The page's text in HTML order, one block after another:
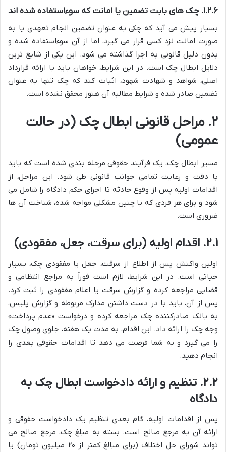
۱.۲.۶. چک های بابت تضمین یا امانت که سوءاستفاده شده اند
بسیار پیش می آید که چکی به عنوان تضمین انجام تعهدی یا به
صورت امانت نزد کسی قرار می گیرد، اما از آن سوءاستفاده شده و
بدون دلیل قانونی به اجرا گذاشته می شود. این یکی از شایع ترین
دلایل ابطال چک است. در این شرایط، خواهان باید با ارائه قرارداد
اصلی، شواهد و شهادت شهود، اثبات کند که چک تنها به عنوان
تضمین صادر شده و شرایط مطالبه آن هنوز محقق نشده است.
۲. مراحل قانونی ابطال چک (در حالت
عمومی)
مسیر ابطال چک، یک فرآیند حقوقی مرحله بندی شده است که باید
با دقت و رعایت تمامی جوانب قانونی طی شود. این مراحل، از
اقدامات اولیه پس از وقوع حادثه تا اجرای حکم دادگاه را شامل می
شود و برای هر فردی که با چنین مشکلی مواجه شده، شناخت آن ها
ضروری است.
۲.۱. اقدام اولیه (برای سرقت، جعل، مفقودی)
اولین واکنش پس از اطلاع از سرقت، جعل یا مفقودی چک، بسیار
حیاتی است. در این شرایط، لازم است فوراً به مراجع انتظامی و
قضایی مراجعه کرده و گزارش سرقت یا اعلام مفقودی را ثبت کرد.
پس از آن، باید با در دست داشتن مدارک مربوطه و گزارش پلیس،
به بانک صادرکننده چک مراجعه کرده و درخواست «عدم پرداخت»
وجه چک را ارائه داد. این اقدام، به مدت یک هفته، جلوی وصول چک
را می گیرد و به شما فرصت می دهد تا اقدامات حقوقی بعدی را
انجام دهید.
۲.۲. تنظیم و ارائه دادخواست ابطال چک به
دادگاه
پس از اقدامات اولیه، گام بعدی تنظیم یک دادخواست حقوقی و
ارائه آن به مرجع صالح است. بسته به مبلغ چک، مرجع صالح می
تواند شورای حل اختلاف (برای مبالغ کمتر از ۲۰ میلیون تومان) یا